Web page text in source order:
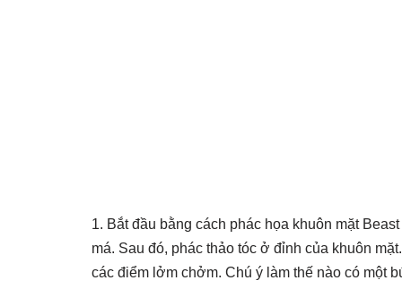
1. Bắt đầu bằng cách phác họa khuôn mặt
má. Sau đó, phác thảo tóc ở đỉnh của khuôn
các điểm lởm chởm. Chú ý làm thế nào có một